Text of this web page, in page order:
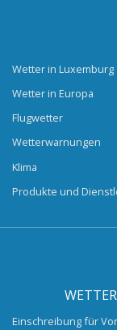
Wetter in Luxemburg
Wetter in Europa
Flugwetter
Wetterwarnungen
Klima
Produkte und
Einschreibung für